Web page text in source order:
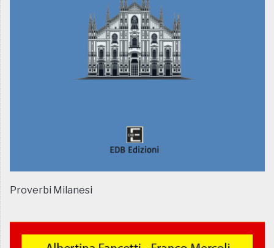
Proverbi Milanesi